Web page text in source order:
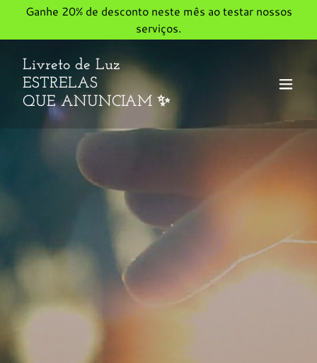
Ganhe 20% de desconto neste mês ao testar nossos
serviços.
Livreto de Luz
ESTRELAS
QUE ANUNCIAM ✨